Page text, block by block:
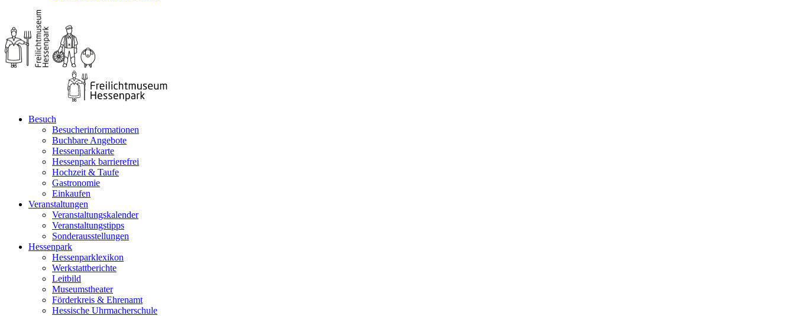
Besuch
Besucherinformationen
Buchbare Angebote
Hessenparkkarte
Hessenpark barrierefrei
Hochzeit & Taufe
Gastronomie
Einkaufen
Veranstaltungen
Veranstaltungskalender
Veranstaltungstipps
Sonderausstellungen
Hessenpark
Hessenparklexikon
Werkstattberichte
Leitbild
Museumstheater
Förderkreis & Ehrenamt
Hessische Uhrmacherschule